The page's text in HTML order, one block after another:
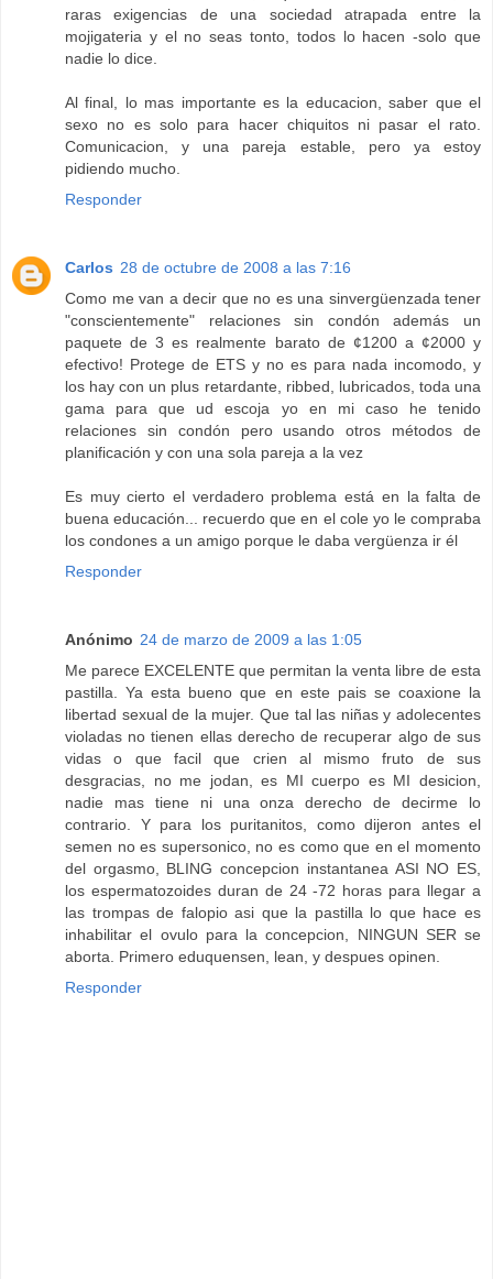
raras exigencias de una sociedad atrapada entre la
mojigateria y el no seas tonto, todos lo hacen -solo que
nadie lo dice.
Al final, lo mas importante es la educacion, saber que el
sexo no es solo para hacer chiquitos ni pasar el rato.
Comunicacion, y una pareja estable, pero ya estoy
pidiendo mucho.
Responder
Carlos 28 de octubre de 2008 a las 7:16
Como me van a decir que no es una sinvergüenzada tener
"conscientemente" relaciones sin condón además un
paquete de 3 es realmente barato de ¢1200 a ¢2000 y
efectivo! Protege de ETS y no es para nada incomodo, y
los hay con un plus retardante, ribbed, lubricados, toda una
gama para que ud escoja yo en mi caso he tenido
relaciones sin condón pero usando otros métodos de
planificación y con una sola pareja a la vez
Es muy cierto el verdadero problema está en la falta de
buena educación... recuerdo que en el cole yo le compraba
los condones a un amigo porque le daba vergüenza ir él
Responder
Anónimo 24 de marzo de 2009 a las 1:05
Me parece EXCELENTE que permitan la venta libre de esta
pastilla. Ya esta bueno que en este pais se coaxione la
libertad sexual de la mujer. Que tal las niñas y adolecentes
violadas no tienen ellas derecho de recuperar algo de sus
vidas o que facil que crien al mismo fruto de sus
desgracias, no me jodan, es MI cuerpo es MI desicion,
nadie mas tiene ni una onza derecho de decirme lo
contrario. Y para los puritanitos, como dijeron antes el
semen no es supersonico, no es como que en el momento
del orgasmo, BLING concepcion instantanea ASI NO ES,
los espermatozoides duran de 24 -72 horas para llegar a
las trompas de falopio asi que la pastilla lo que hace es
inhabilitar el ovulo para la concepcion, NINGUN SER se
aborta. Primero eduquensen, lean, y despues opinen.
Responder